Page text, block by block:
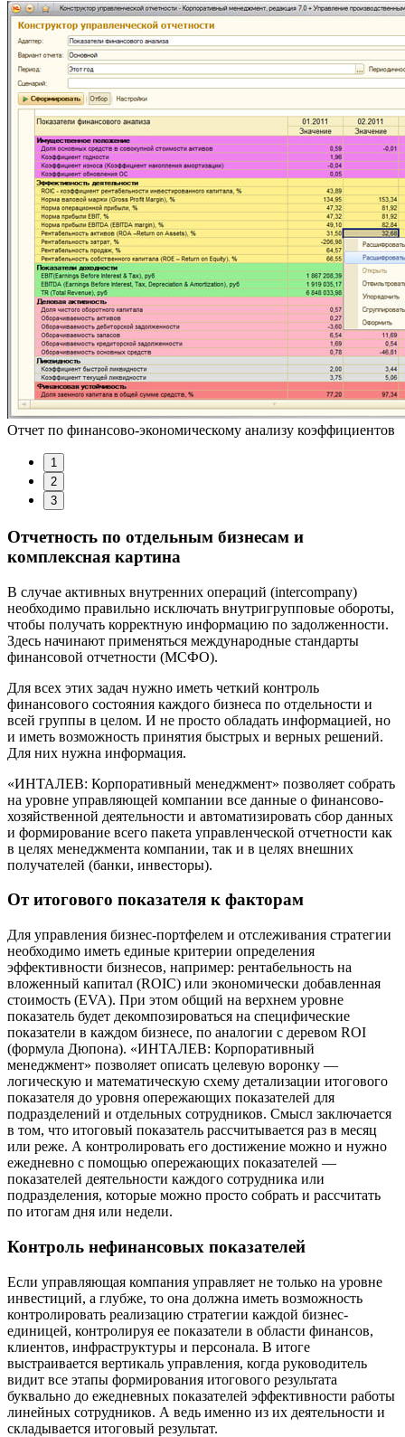
Отчет по финансово-экономическому анализу коэффициентов
1
2
3
Отчетность по отдельным бизнесам и
комплексная картина
В случае активных внутренних операций (intercompany)
необходимо правильно исключать внутригрупповые обороты,
чтобы получать корректную информацию по задолженности.
Здесь начинают применяться международные стандарты
финансовой отчетности (МСФО).
Для всех этих задач нужно иметь четкий контроль
финансового состояния каждого бизнеса по отдельности и
всей группы в целом. И не просто обладать информацией, но
и иметь возможность принятия быстрых и верных решений.
Для них нужна информация.
«ИНТАЛЕВ: Корпоративный менеджмент» позволяет собрать
на уровне управляющей компании все данные о финансово-
хозяйственной деятельности и автоматизировать сбор данных
и формирование всего пакета управленческой отчетности как
в целях менеджмента компании, так и в целях внешних
получателей (банки, инвесторы).
От итогового показателя к факторам
Для управления бизнес-портфелем и отслеживания стратегии
необходимо иметь единые критерии определения
эффективности бизнесов, например: рентабельность на
вложенный капитал (ROIC) или экономически добавленная
стоимость (EVA). При этом общий на верхнем уровне
показатель будет декомпозироваться на специфические
показатели в каждом бизнесе, по аналогии с деревом ROI
(формула Дюпона). «ИНТАЛЕВ: Корпоративный
менеджмент» позволяет описать целевую воронку —
логическую и математическую схему детализации итогового
показателя до уровня опережающих показателей для
подразделений и отдельных сотрудников. Смысл заключается
в том, что итоговый показатель рассчитывается раз в месяц
или реже. А контролировать его достижение можно и нужно
ежедневно с помощью опережающих показателей —
показателей деятельности каждого сотрудника или
подразделения, которые можно просто собрать и рассчитать
по итогам дня или недели.
Контроль нефинансовых показателей
Если управляющая компания управляет не только на уровне
инвестиций, а глубже, то она должна иметь возможность
контролировать реализацию стратегии каждой бизнес-
единицей, контролируя ее показатели в области финансов,
клиентов, инфраструктуры и персонала. В итоге
выстраивается вертикаль управления, когда руководитель
видит все этапы формирования итогового результата
буквально до ежедневных показателей эффективности работы
линейных сотрудников. А ведь именно из их деятельности и
складывается итоговый результат.